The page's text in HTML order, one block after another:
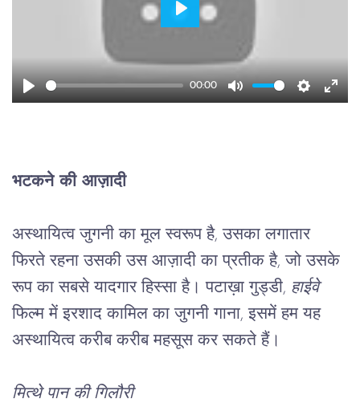
Play
00:00
Mute
Play
भटकने की आज़ादी
अस्थायित्व जुगनी का मूल स्वरूप है, उसका लगातार
फिरते रहना उसकी उस आज़ादी का प्रतीक है, जो उसके
रूप का सबसे यादगार हिस्सा है। पटाख़ा गुड्डी, हाईवे
फिल्म में इरशाद कामिल का जुगनी गाना, इसमें हम यह
अस्थायित्व करीब करीब महसूस कर सकते हैं।
मित्थे पान की गिलौरी